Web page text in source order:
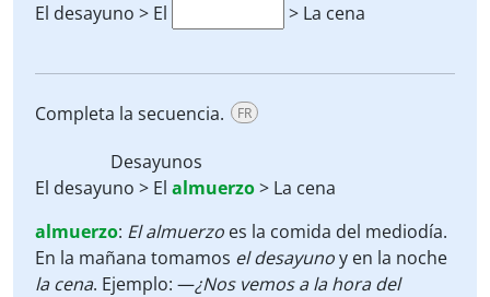
El desayuno > El
> La cena
Completa la secuencia. FR
Desayunos
El desayuno > El almuerzo> La cena
almuerzo: El almuerzo es la comida del mediodía.
En la mañana tomamos el desayunoy en la noche
la cena. Ejemplo: —¿Nos vemos a la hora del